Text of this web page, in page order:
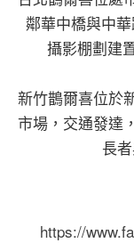
鄰華中橋與中
攝影棚劃建
新竹鵲爾喜位於
市場，交通發達
長
https://